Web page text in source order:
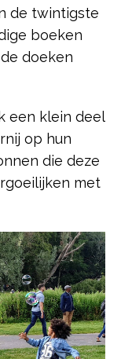
de twintigste
boeken
doeken
een klein deel
op hun
die deze
met